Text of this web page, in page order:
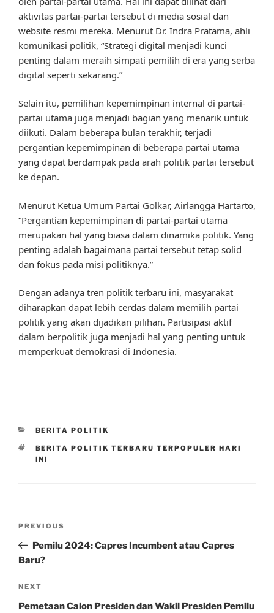
aktivitas partai-partai tersebut di media sosial dan
website resmi mereka. Menurut Dr. Indra Pratama, ahli
komunikasi politik, “Strategi digital menjadi kunci
penting dalam meraih simpati pemilih di era yang serba
digital seperti sekarang.”
Selain itu, pemilihan kepemimpinan internal di partai-
partai utama juga menjadi bagian yang menarik untuk
diikuti. Dalam beberapa bulan terakhir, terjadi
pergantian kepemimpinan di beberapa partai utama
yang dapat berdampak pada arah politik partai tersebut
ke depan.
Menurut Ketua Umum Partai Golkar, Airlangga Hartarto,
“Pergantian kepemimpinan di partai-partai utama
merupakan hal yang biasa dalam dinamika politik. Yang
penting adalah bagaimana partai tersebut tetap solid
dan fokus pada misi politiknya.”
Dengan adanya tren politik terbaru ini, masyarakat
diharapkan dapat lebih cerdas dalam memilih partai
politik yang akan dijadikan pilihan. Partisipasi aktif
dalam berpolitik juga menjadi hal yang penting untuk
memperkuat demokrasi di Indonesia.
CATEGORIES
BERITA POLITIK
TAGS
BERITA POLITIK TERBARU TERPOPULER HARI
INI
Previous
Post
PREVIOUS
Pemilu 2024: Capres Incumbent atau Capres
Baru?
Next
Post
NEXT
Pemetaan Calon Presiden dan Wakil Presiden Pemilu